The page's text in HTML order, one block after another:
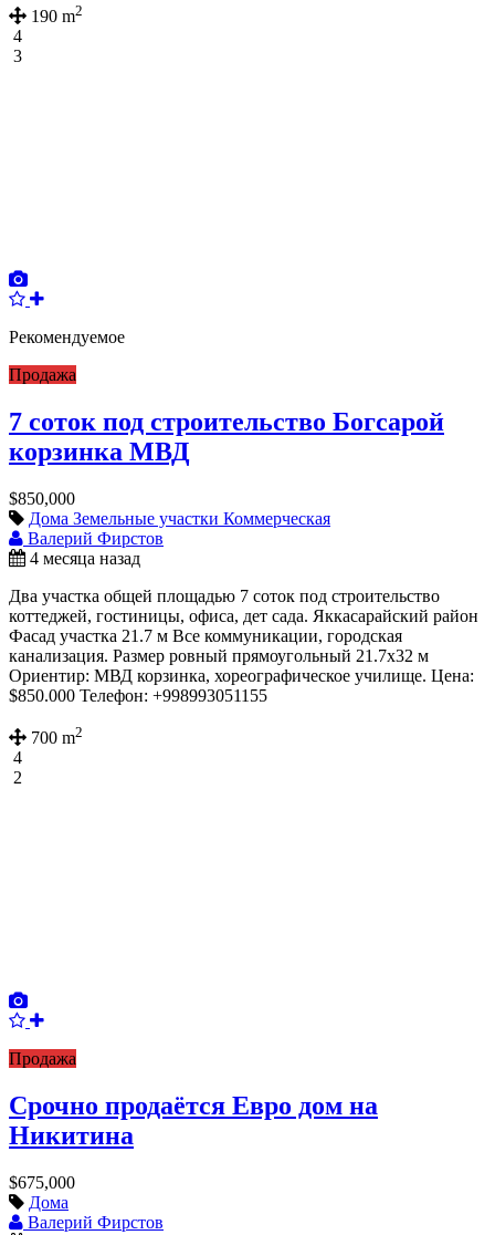
190 m2
4
3
Рекомендуемое
Продажа
7 соток под строительство Богсарой
корзинка МВД
$850,000
Дома Земельные участки Коммерческая
Валерий Фирстов
4 месяца назад
Два участка общей площадью 7 соток под строительство
коттеджей, гостиницы, офиса, дет сада. Яккасарайский район
Фасад участка 21.7 м Все коммуникации, городская
канализация. Размер ровный прямоугольный 21.7х32 м
Ориентир: МВД корзинка, хореографическое училище. Цена:
$850.000 Телефон: +998993051155
700 m2
4
2
Продажа
Срочно продаётся Евро дом на
Никитина
$675,000
Дома
Валерий Фирстов